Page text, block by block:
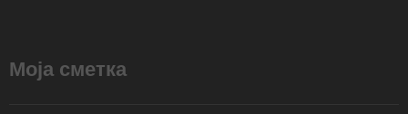
Моја сметка